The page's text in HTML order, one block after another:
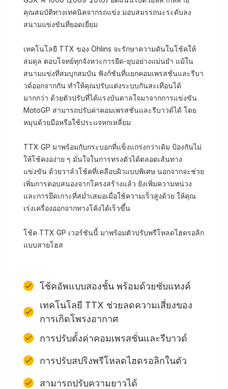
คุณสมบัติทางเทคนิคจากรถแข่ง มอบสมรรถนะระดับลง
สนามแข่งขันที่ยอดเยี่ยม
เทคโนโลยี TTX ของ Öhlins จะรักษาความดันในโช้คให้
สมดุล ตอบโจทย์ทุกจังหวะการยืด-ยุบอย่างแม่นยำ แม้ใน
สนามแข่งที่สมบุกสมบัน ฟังก์ชันที่แยกคอมเพรสชั่นและรีบา
วด์ออกจากกัน ทำให้คุณปรับแต่งระบบกันสะเทือนได้
มากกว่า ด้วยตัวปรับที่ได้แรงบันดาลใจมาจากการแข่งขัน
MotoGP สามารถปรับค่าคอมเพรสชั่นและรีบาวด์ได้ โดย
หมุนด้วยมือหรือใช้ประแจหกเหลี่ยม
TTX GP มาพร้อมกับกระบอกที่แข็งแกร่งกว่าเดิม ป้องกันไม่
ให้โช้คงอง่าย ๆ มั่นใจในการทรงตัวได้ตลอดเส้นทาง
แข่งขัน ด้วยวาล์วโช้คที่เคลือบผิวแบบพิเศษ นอกจากจะช่วย
เพิ่มการตอบสนองจากโครงสร้างแล้ว ยังเพิ่มความหน่วง
และการยึดเกาะที่สม่ำเสมอเมื่อใช้ความเร็วสูงด้วย ให้คุณ
เร่งเครื่องออกจากทางโค้งได้เร็วขึ้น
โช้ค TTX GP เวอร์ชันนี้ มาพร้อมตัวปรับพรีโหลดไฮดรอลิก
แบบสายโฮส
โช้คอัพแบบสองชั้น พร้อมด้วยซับแทงค์
เทคโนโลยี TTX ช่วยลดความเสี่ยงของ
การเกิดโพรงอากาศ
การปรับตั้งค่าคอมเพรสชั่นและรีบาวด์
การปรับสปริงพรีโหลดไฮดรอลิกในตัว
สามารถปรับความยาวได้